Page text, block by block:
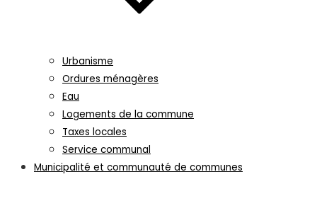
Urbanisme
Ordures ménagères
Eau
Logements de la commune
Taxes locales
Service communal
Municipalité et communauté de communes